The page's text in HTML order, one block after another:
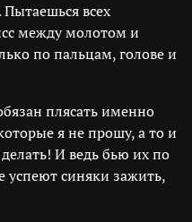
всех
между молотом и
по пальцам, голове и
плясать именно
я не прошу, а то и
И ведь бью их по
успеют синяки зажить,